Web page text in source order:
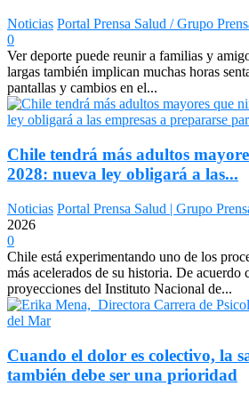
Noticias Portal Prensa Salud / Grupo
0
Ver deporte puede reunir a familias y
largas también implican muchas horas
pantallas y cambios en el...
Chile tendrá más adultos
2028: nueva ley obligará a las...
Noticias Portal Prensa Salud | Grupo
2026
0
Chile está experimentando uno de los
más acelerados de su historia. De acuerdo
proyecciones del Instituto Nacional de...
Cuando el dolor es colectivo, la
también debe ser una prioridad